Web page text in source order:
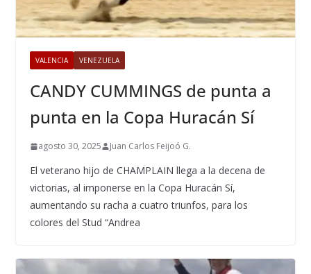
VALENCIA VENEZUELA
CANDY CUMMINGS de punta a
punta en la Copa Huracán Sí
agosto 30, 2025 Juan Carlos Feijoó G.
El veterano hijo de CHAMPLAIN llega a la decena de
victorias, al imponerse en la Copa Huracán Sí,
aumentando su racha a cuatro triunfos, para los
colores del Stud “Andrea